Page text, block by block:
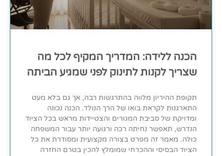
הכנה ללידה: המדריך המקיף לכל מה
שצריך לקנות לתינוק לפני שמגיע הביתה
תקופת ההיריון מלווה בהתרגשות רבה, אך גם בלא מעט
התארגנות לקראת בואו של הרך הנולד. הכנה נכונה
ומדויקת של סביבת המגורים והצטיידות מראש בכל הציוד
הנדרש, תאפשר נחיתה רכה ורגועה יותר עבור המשפחה
כולה. מאמר זה מפרט בצורה מקצועית ומסודרת את כל
הציוד הבסיסי וההכרחי שמומלץ להכין בטרם החזרה